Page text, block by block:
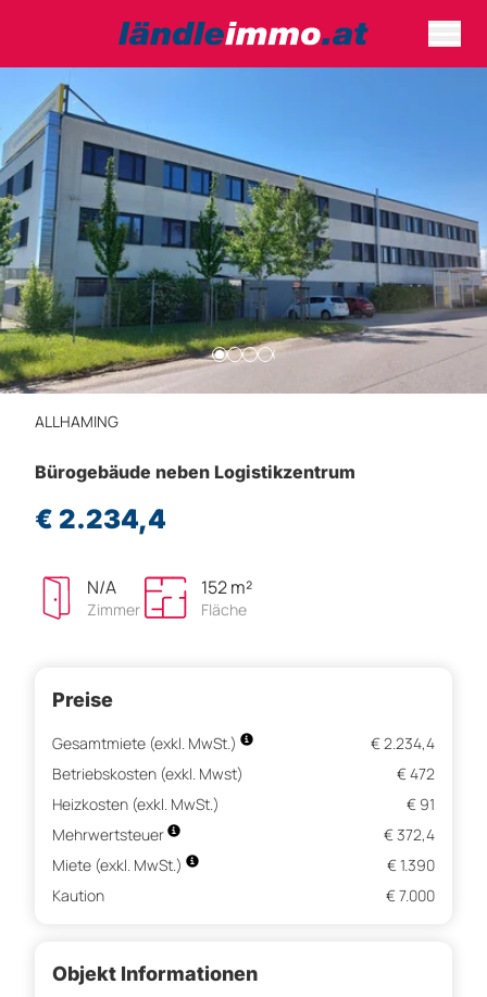
ALLHAMING
Bürogebäude neben Logistikzentrum
€ 2.234,4
N/A
Zimmer
152 m²
Fläche
Preise
Gesamtmiete (exkl. MwSt.)
€ 2.234,4
Betriebskosten (exkl. Mwst)
€ 472
Heizkosten (exkl. MwSt.)
€ 91
Mehrwertsteuer
€ 372,4
Miete (exkl. MwSt.)
€ 1.390
Kaution
€ 7.000
Objekt Informationen